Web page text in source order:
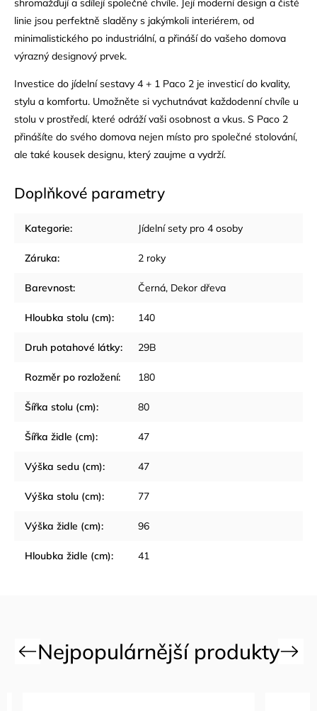
shromažďují a sdílejí společné chvíle. Její moderní design a čisté
linie jsou perfektně sladěny s jakýmkoli interiérem, od
minimalistického po industriální, a přináší do vašeho domova
výrazný designový prvek.
Investice do jídelní sestavy 4 + 1 Paco 2 je investicí do kvality,
stylu a komfortu. Umožněte si vychutnávat každodenní chvíle u
stolu v prostředí, které odráží vaši osobnost a vkus. S Paco 2
přinášíte do svého domova nejen místo pro společné stolování,
ale také kousek designu, který zaujme a vydrží.
Doplňkové parametry
Kategorie: Jídelní sety pro 4 osoby
Záruka: 2 roky
Barevnost: Černá, Dekor dřeva
Hloubka stolu (cm): 140
Druh potahové látky: 29B
Rozměr po rozložení: 180
Šířka stolu (cm): 80
Šířka židle (cm): 47
Výška sedu (cm): 47
Výška stolu (cm): 77
Výška židle (cm): 96
Hloubka židle (cm): 41
Previous Next